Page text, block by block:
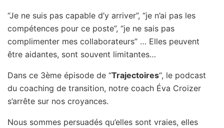
“Je ne suis pas capable d’y arriver”, “je n’ai pas les
compétences pour ce poste”, “je ne sais pas
complimenter mes collaborateurs” … Elles peuvent
être aidantes, sont souvent limitantes…
Dans ce 3ème épisode de “Trajectoires“, le podcast
du coaching de transition, notre coach Éva Croizer
s’arrête sur nos croyances.
Nous sommes persuadés qu’elles sont vraies, elles